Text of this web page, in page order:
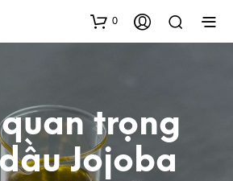
0
trọng
Jojoba